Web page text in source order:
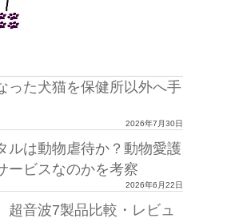
った犬猫を保健所以外へ手
2026年7月30日
ルは動物虐待か？動物愛護
ービスなのかを考察
2026年6月22日
超音波7製品比較・レビュ